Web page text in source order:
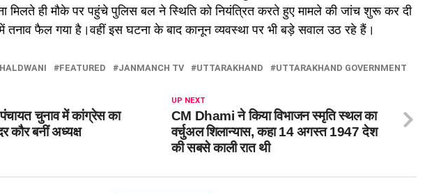
मिलते ही मौके पर पहुंचे पुलिस बल ने स्थिति को नियंत्रित करते हुए मामले की जांच शुरू कर दी
तनाव फैल गया है।वहीं इस घटना के बाद कानून व्यवस्था पर भी बड़े सवाल उठ रहे हैं।
FEATURED JANMANCH TV UTTARAKHAND UTTARAKHAND GOVERNMENT
UP NEXT
CM Dhami ने किया विभाजन स्मृति स्थल का
वर्चुअल शिलान्यास, कहा 14 अगस्त 1947 देश
की सबसे काली रात थी
चुनाव में कांग्रेस का
कौर बनीं अध्यक्ष